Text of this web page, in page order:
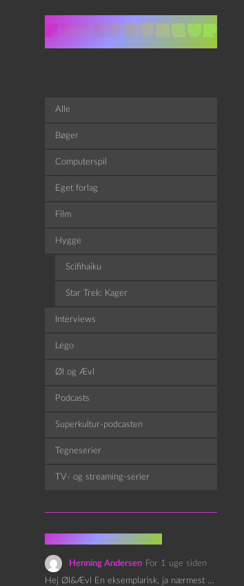
Alle
Bøger
Computerspil
Eget forlag
Film
Hygge
Scifihaiku
Star Trek: Kager
Interviews
Lego
Øl og Ævl
Podcasts
Superkultur-podcasten
Tegneserier
TV- og streaming-serier
Henning Andersen For 1 uge siden
Hej Øl&Ævl En eksemplarisk, ja nærmest yndefuld, afslutning på SOMMERSKOLEN.…